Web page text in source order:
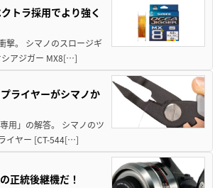
トラ採用でより強く
撃。 シマノのスロージギ
シアジガー MX8[…]
ライヤーがシマノか
用」の解答。 シマノのツ
イヤー [CT-544[…]
正統後継機だ！